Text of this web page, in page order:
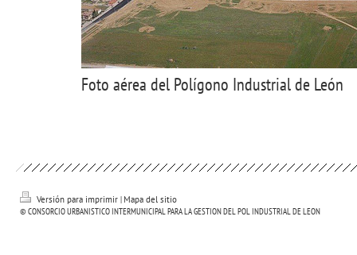
Foto aérea del Polígono Industrial de León
Versión para imprimir | Mapa del sitio
© CONSORCIO URBANISTICO INTERMUNICIPAL PARA LA GESTION DEL POL INDUSTRIAL DE LEON